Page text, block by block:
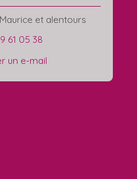
et alentours
61 05 38
un e-mail